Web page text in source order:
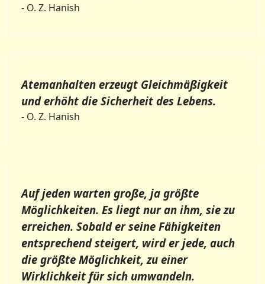
- O. Z. Hanish
Atemanhalten erzeugt Gleichmäßigkeit
und erhöht die Sicherheit des Lebens.
- O. Z. Hanish
Auf jeden warten große, ja größte
Möglichkeiten. Es liegt nur an ihm, sie zu
erreichen. Sobald er seine Fähigkeiten
entsprechend steigert, wird er jede, auch
die größte Möglichkeit, zu einer
Wirklichkeit für sich umwandeln.